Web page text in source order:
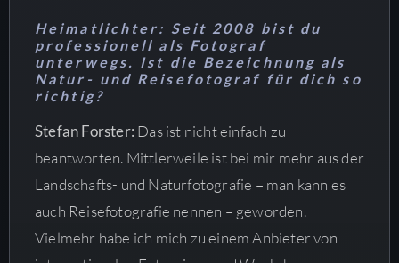
Heimatlichter: Seit 2008 bist du
professionell als Fotograf
unterwegs. Ist die Bezeichnung als
Natur- und Reisefotograf für dich so
richtig?
Stefan Forster: Das ist nicht einfach zu
beantworten. Mittlerweile ist bei mir mehr aus der
Landschafts- und Naturfotografie – man kann es
auch Reisefotografie nennen – geworden.
Vielmehr habe ich mich zu einem Anbieter von